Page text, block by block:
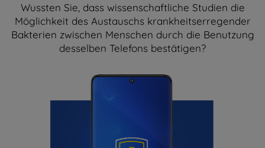
Wussten Sie, dass wissenschaftliche Studien die
Möglichkeit des Austauschs krankheitserregender
Bakterien zwischen Menschen durch die Benutzung
desselben Telefons bestätigen?